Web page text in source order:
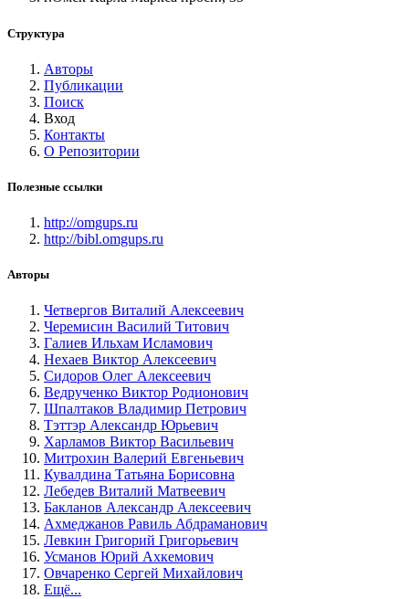
Структура
Авторы
Публикации
Поиск
Вход
Контакты
О Репозитории
Полезные ссылки
http://omgups.ru
http://bibl.omgups.ru
Авторы
Четвергов Виталий Алексеевич
Черемисин Василий Титович
Галиев Ильхам Исламович
Нехаев Виктор Алексеевич
Сидоров Олег Алексеевич
Ведрученко Виктор Родионович
Шпалтаков Владимир Петрович
Тэттэр Александр Юрьевич
Харламов Виктор Васильевич
Митрохин Валерий Евгеньевич
Кувалдина Татьяна Борисовна
Лебедев Виталий Матвеевич
Бакланов Александр Алексеевич
Ахмеджанов Равиль Абдраманович
Левкин Григорий Григорьевич
Усманов Юрий Ахкемович
Овчаренко Сергей Михайлович
Ещё...